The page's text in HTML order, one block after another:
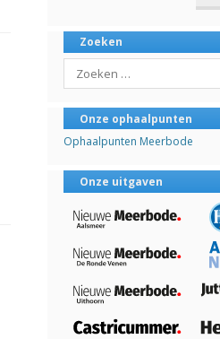
Zoeken
Search
Onze ophaalpunten
Ophaalpunten Meerbode
Onze uitgaven